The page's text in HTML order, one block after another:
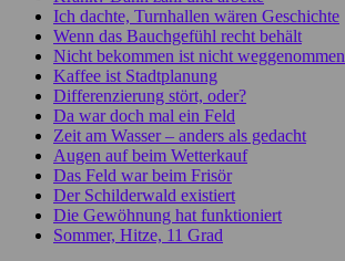
Ich dachte, Turnhallen wären Geschichte
Wenn das Bauchgefühl recht behält
Nicht bekommen ist nicht weggenommen
Kaffee ist Stadtplanung
Differenzierung stört, oder?
Da war doch mal ein Feld
Zeit am Wasser – anders als gedacht
Augen auf beim Wetterkauf
Das Feld war beim Frisör
Der Schilderwald existiert
Die Gewöhnung hat funktioniert
Sommer, Hitze, 11 Grad